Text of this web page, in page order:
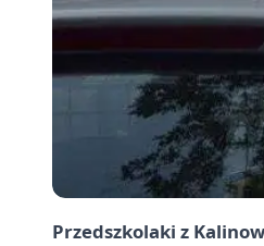
Przedszkolaki z